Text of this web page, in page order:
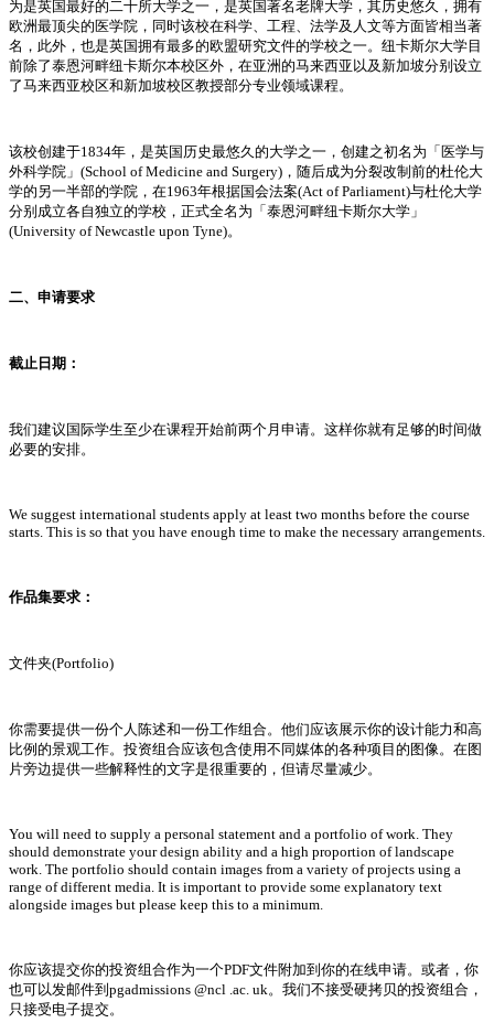
为是英国最好的二十所大学之一，是英国著名老牌大学，其历史悠久，拥有
欧洲最顶尖的医学院，同时该校在科学、工程、法学及人文等方面皆相当著
名，此外，也是英国拥有最多的欧盟研究文件的学校之一。纽卡斯尔大学目
前除了泰恩河畔纽卡斯尔本校区外，在亚洲的马来西亚以及新加坡分别设立
了马来西亚校区和新加坡校区教授部分专业领域课程。
该校创建于1834年，是英国历史最悠久的大学之一，创建之初名为「医学与
外科学院」(School of Medicine and Surgery)，随后成为分裂改制前的杜伦大
学的另一半部的学院，在1963年根据国会法案(Act of Parliament)与杜伦大学
分别成立各自独立的学校，正式全名为「泰恩河畔纽卡斯尔大学」
(University of Newcastle upon Tyne)。
二、申请要求
截止日期：
我们建议国际学生至少在课程开始前两个月申请。这样你就有足够的时间做
必要的安排。
We suggest international students apply at least two months before the course
starts. This is so that you have enough time to make the necessary arrangements.
作品集要求 ：
文件夹(Portfolio)
你需要提供一份个人陈述和一份工作组合。他们应该展示你的设计能力和高
比例的景观工作。投资组合应该包含使用不同媒体的各种项目的图像。在图
片旁边提供一些解释性的文字是很重要的，但请尽量减少。
You will need to supply a personal statement and a portfolio of work. They
should demonstrate your design ability and a high proportion of landscape
work. The portfolio should contain images from a variety of projects using a
range of different media. It is important to provide some explanatory text
alongside images but please keep this to a minimum.
你应该提交你的投资组合作为一个PDF文件附加到你的在线申请。或者，你
也可以发邮件到pgadmissions @ncl .ac. uk。我们不接受硬拷贝的投资组合，
只接受电子提交。